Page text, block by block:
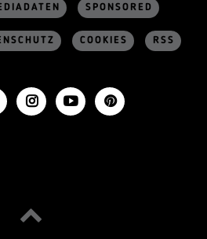
SPONSORED
COOKIES RSS